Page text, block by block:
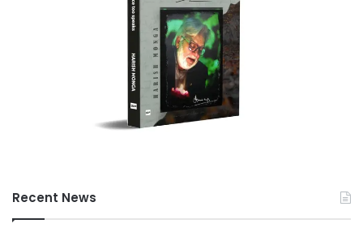
Recent News